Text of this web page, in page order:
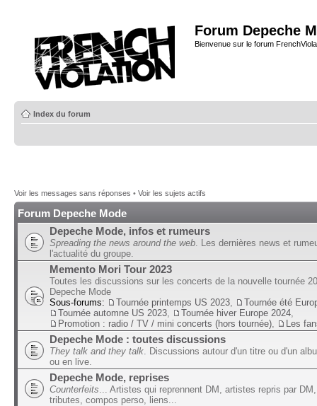
Forum Depeche
Bienvenue sur le forum
Index du forum
Voir les messages sans réponses • Voir les sujets actifs
Forum Depeche Mode
Depeche Mode, infos et rumeurs
Spreading the news around the web . Les dernières news et
l'actualité du groupe.
Memento Mori Tour 2023
Toutes les discussions sur les concerts de la nouvelle tournée
Depeche Mode
Sous-forums:
Tournée printemps US 2023
Tournée été
Tournée automne US 2023
Tournée hiver Europe 2024
Promotion : radio / TV / mini concerts (hors tournée)
Les
Depeche Mode : toutes discussions
They talk and they talk . Discussions autour d'un titre ou d'un
ou en live.
Depeche Mode, reprises
Counterfeits ... Artistes qui reprennent DM, artistes repris par
tributes, compos perso, liens...